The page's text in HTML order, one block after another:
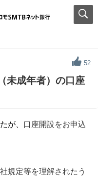
52
未成年者）の口座
が、 口座開設をお申込
規定等を理解されたう